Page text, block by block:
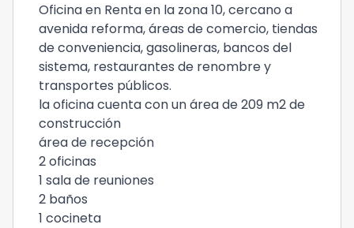
Oficina en Renta en la zona 10, cercano a
avenida reforma, áreas de comercio, tiendas
de conveniencia, gasolineras, bancos del
sistema, restaurantes de renombre y
transportes públicos.
la oficina cuenta con un área de 209 m2 de
construcción
área de recepción
2 oficinas
1 sala de reuniones
2 baños
1 cocineta